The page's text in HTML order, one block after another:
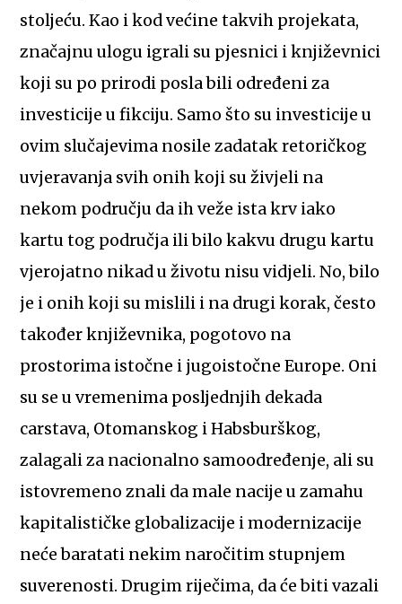
stoljeću. Kao i kod većine takvih projekata,
značajnu ulogu igrali su pjesnici i književnici
koji su po prirodi posla bili određeni za
investicije u fikciju. Samo što su investicije u
ovim slučajevima nosile zadatak retoričkog
uvjeravanja svih onih koji su živjeli na
nekom području da ih veže ista krv iako
kartu tog područja ili bilo kakvu drugu kartu
vjerojatno nikad u životu nisu vidjeli. No, bilo
je i onih koji su mislili i na drugi korak, često
također književnika, pogotovo na
prostorima istočne i jugoistočne Europe. Oni
su se u vremenima posljednjih dekada
carstava, Otomanskog i Habsburškog,
zalagali za nacionalno samoodređenje, ali su
istovremeno znali da male nacije u zamahu
kapitalističke globalizacije i modernizacije
neće baratati nekim naročitim stupnjem
suverenosti. Drugim riječima, da će biti vazali